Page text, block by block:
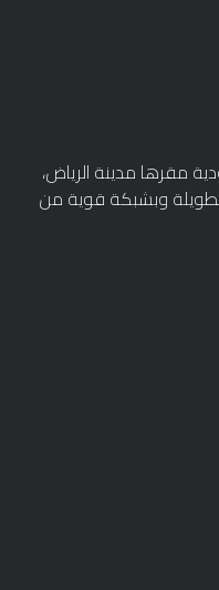
مدينة الرياض،
وبشبكة قوية من